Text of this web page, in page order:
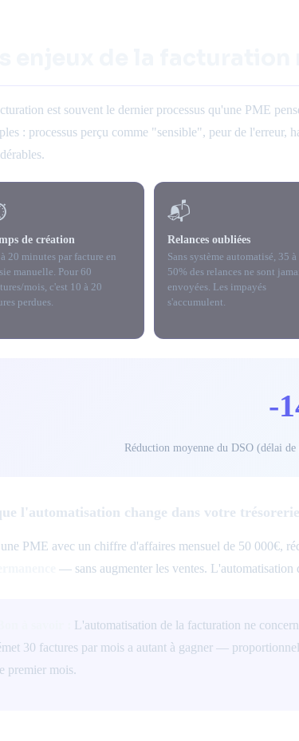
est souvent le dernier processus qu'une PME
: processus perçu comme "sensible", peur de l'erreur,
de création
20 minutes par facture en
manuelle. Pour 60
mois, c'est 10 à 20
perdues.
📬
Relances oubliées
Sans système automatisé, 35 à
50% des relances ne sont
envoyées. Les impayés
s'accumulent.
-
Réduction moyenne du DSO (délai de
l'automatisation change dans votre trésorerie
PME avec un chiffre d'affaires mensuel de 50 000€,
— sans augmenter les ventes. L'automatisation
L'automatisation de la facturation ne
30 factures par mois a autant à gagner —
premier mois.